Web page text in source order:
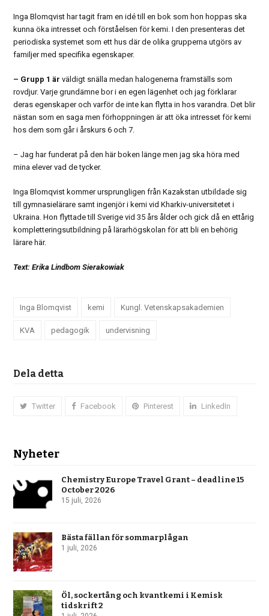
Inga Blomqvist har tagit fram en idé till en bok som hon hoppas ska
kunna öka intresset och förståelsen för kemi. I den presenteras det
periodiska systemet som ett hus där de olika grupperna utgörs av
familjer med specifika egenskaper.
– Grupp 1 är väldigt snälla medan halogenerna framställs som
rovdjur. Varje grundämne bor i en egen lägenhet och jag förklarar
deras egenskaper och varför de inte kan flytta in hos varandra. Det blir
nästan som en saga men förhoppningen är att öka intresset för kemi
hos dem som går i årskurs 6 och 7.
– Jag har funderat på den här boken länge men jag ska höra med
mina elever vad de tycker.
Inga Blomqvist kommer ursprungligen från Kazakstan utbildade sig
till gymnasielärare samt ingenjör i kemi vid Kharkiv-universitetet i
Ukraina. Hon flyttade till Sverige vid 35 års ålder och gick då en ettårig
kompletteringsutbildning på lärarhögskolan för att bli en behörig
lärare här.
Text: Erika Lindbom Sierakowiak
Inga Blomqvist kemi Kungl. Vetenskapsakademien
KVA pedagogik undervisning
Dela detta
Twitter Facebook Pinterest LinkedIn
Nyheter
Chemistry Europe Travel Grant – deadline 15
October 2026
15 juli, 2026
Bästa fällan för sommarplågan
1 juli, 2026
Öl, sockertång och kvantkemi i Kemisk
tidskrift 2